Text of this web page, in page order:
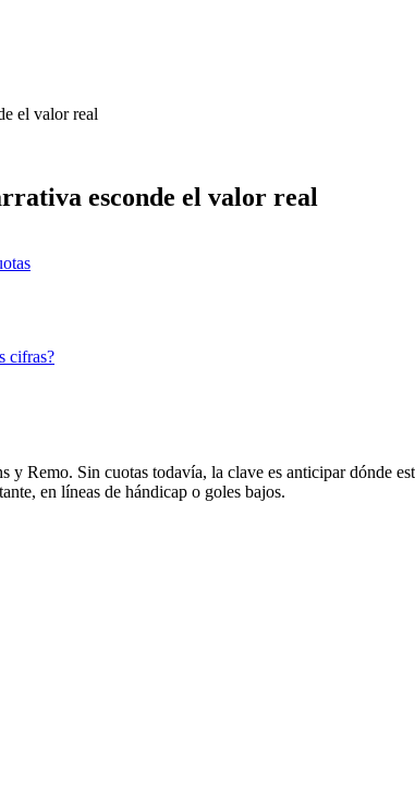
el valor real
esconde el valor real
cifras?
y Remo. Sin cuotas todavía, la clave es anticipar dónde
en líneas de hándicap o goles bajos.